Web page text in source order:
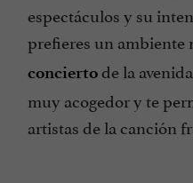
espectáculos y su
prefieres un ambiente
conciertode la
muy acogedor y te
artistas de la canción